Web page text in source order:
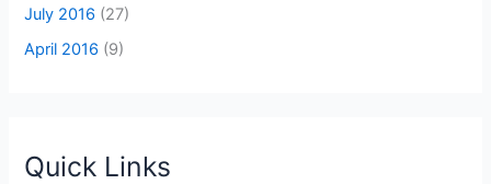
July 2016 (27)
April 2016 (9)
Quick Links